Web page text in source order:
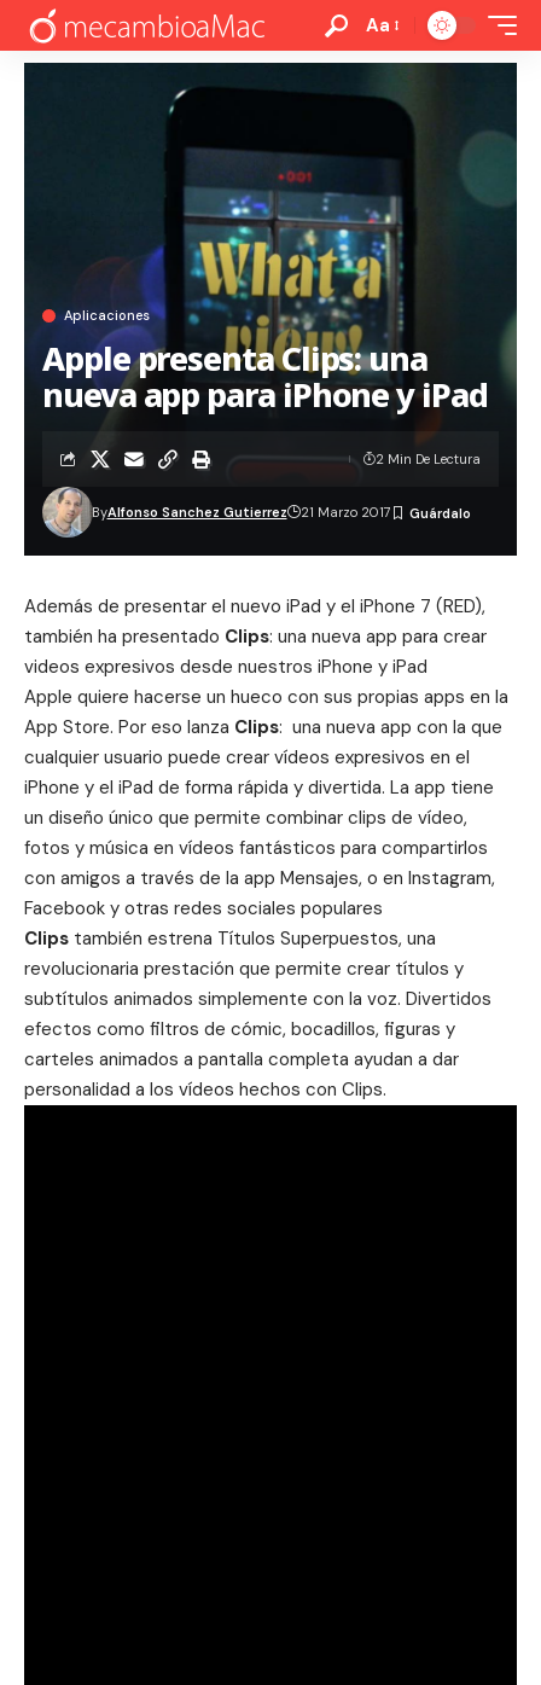
Aa
Aplicaciones
Apple presenta Clips: una
nueva app para iPhone y iPad
ByAlfonso Sanchez Gutierrez 21 Marzo 2017
2 Min De Lectura
Además de presentar el nuevo iPad y el iPhone 7 (RED),
también ha presentado Clips: una nueva app para crear
videos expresivos desde nuestros iPhone y iPad
Apple quiere hacerse un hueco con sus propias apps en la
App Store. Por eso lanza Clips: una nueva app con la que
cualquier usuario puede crear vídeos expresivos en el
iPhone y el iPad de forma rápida y divertida. La app tiene
un diseño único que permite combinar clips de vídeo,
fotos y música en vídeos fantásticos para compartirlos
con amigos a través de la app Mensajes, o en Instagram,
Facebook y otras redes sociales populares
Clips también estrena Títulos Superpuestos, una
revolucionaria prestación que permite crear títulos y
subtítulos animados simplemente con la voz. Divertidos
efectos como filtros de cómic, bocadillos, figuras y
carteles animados a pantalla completa ayudan a dar
personalidad a los vídeos hechos con Clips.